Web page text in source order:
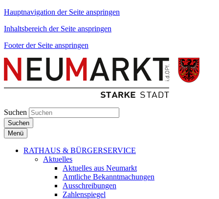
Hauptnavigation der Seite anspringen
Inhaltsbereich der Seite anspringen
Footer der Seite anspringen
Suchen
Suchen
Menü
RATHAUS & BÜRGERSERVICE
Aktuelles
Aktuelles aus Neumarkt
Amtliche Bekanntmachungen
Ausschreibungen
Zahlenspiegel